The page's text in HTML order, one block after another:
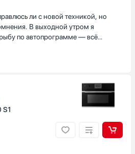
ли с новой техникой, но
В выходной утром я
по автопрограмме — всё
Очень выручил внешний
— пюре и нежное мясо, а ещё
для бутылочек, это даёт
после готовки оставляю
и галогенное освещение
S1